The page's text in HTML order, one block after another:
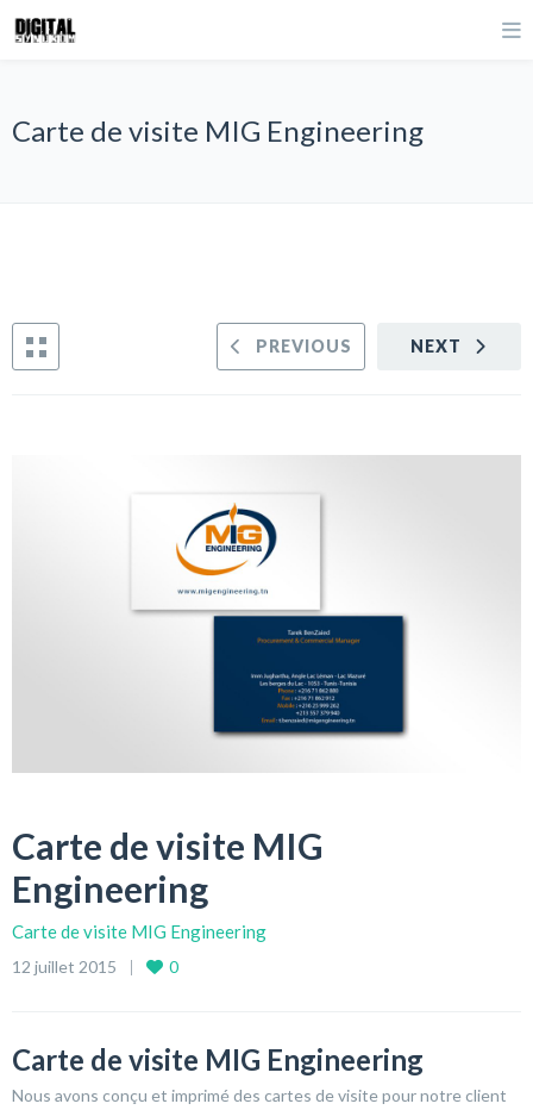
Carte de visite MIG Engineering
NEXT
PREVIOUS
Carte de visite MIG
Engineering
Carte de visite MIG Engineering
12 juillet 2015 0
Carte de visite MIG Engineering
Nous avons conçu et imprimé des cartes de visite pour notre client